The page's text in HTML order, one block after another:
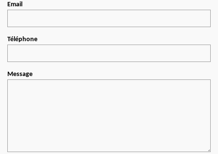
Email
Téléphone
Message